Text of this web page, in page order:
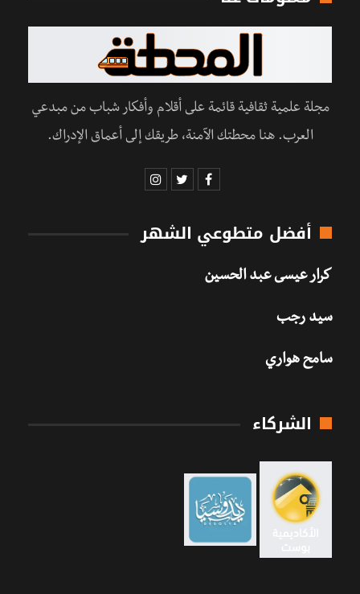
مجلة علمية ثقافية قائمة على أقلام وأفكار شباب من مبدعي
العرب. هنا محطتك الآمنة، طريقك إلى أعماق الإدراك.
أفضل متطوعي الشهر
كرار عيسى عبد الحسين
سيد رجب
سامح هواري
الشركاء